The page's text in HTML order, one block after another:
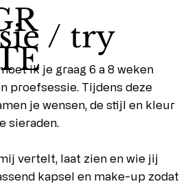
/ try
ik je graag 6 a 8 weken
proefsessie. Tijdens deze
je wensen, de stijl en kleur
sieraden.
vertelt, laat zien en wie jij
kapsel en make-up zodat